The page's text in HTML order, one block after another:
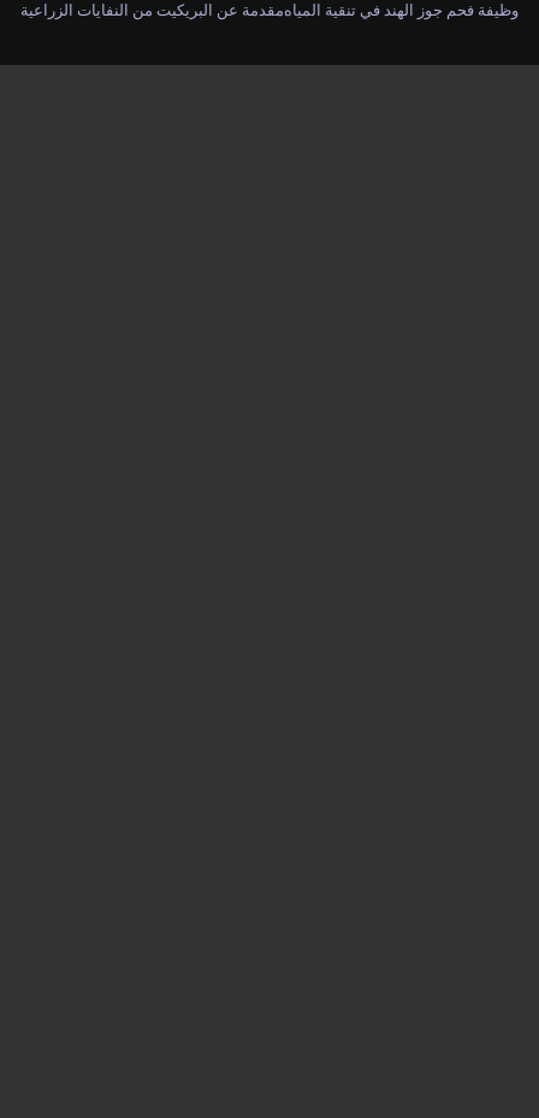
مقدمة عن البريكيت من النفايات الزراعيةوظيفة فحم جوز الهند في تنقية المياه